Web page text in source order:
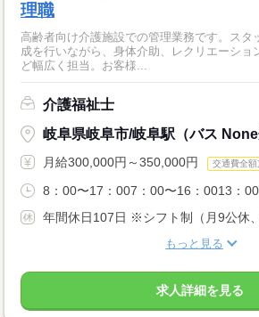
理職
高齢者向け介護施設での管理業務です。スタ
成を行いながら、身体介助、レクリエーショ
ど幅広く担当。お客様...
介護福祉士
岐阜県岐阜市/岐阜駅（バス None
月給300,000円～350,000円 交通費全額
8：00〜17：007：00〜16：0013：00
年間休日107日 ※シフト制（月9公休、
もっと見る
求人詳細を見る